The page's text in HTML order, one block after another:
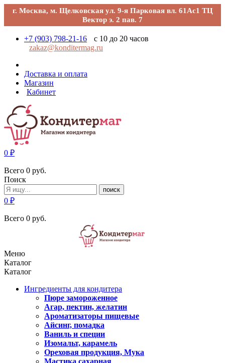
г. Москва, м. Щелковская ул. 9-я Парковая вл. 61Ас1 ТЦ
Вектор э. 2 пав. 7
+7 (903) 798-21-16
с 10 до 20 часов
zakaz@konditermag.ru
Доставка и оплата
Магазин
Кабинет
0 ₽
Всего 0 руб.
Поиск
поиск
0 ₽
Всего 0 руб.
Меню
Каталог
Каталог
Ингредиенты для кондитера
Пюре замороженное
Агар, пектин, желатин
Ароматизаторы пищевые
Айсинг, помадка
Ваниль и специи
Изомальт, карамель
Ореховая продукция, Мука
Мастика сахарная